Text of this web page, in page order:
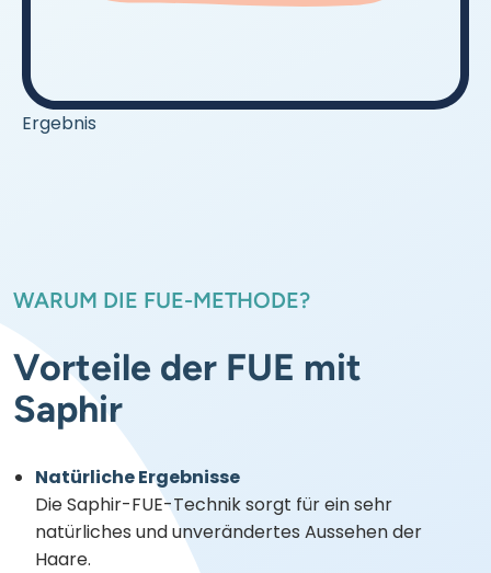
Ergebnis
WARUM DIE FUE-METHODE?
Vorteile der FUE mit
Saphir
Natürliche Ergebnisse
Die Saphir-FUE-Technik sorgt für ein sehr
natürliches und unverändertes Aussehen der
Haare.